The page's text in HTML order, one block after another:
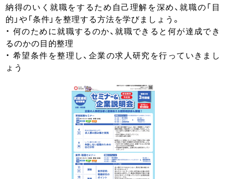
納得のいく就職をするため自己理解を深め、就職の「目
的」や「条件」を整理する方法を学びましょう。
・ 何のために就職するのか、就職できると何が達成でき
るのかの目的整理
・ 希望条件を整理し、企業の求人研究を行っていきまし
ょう